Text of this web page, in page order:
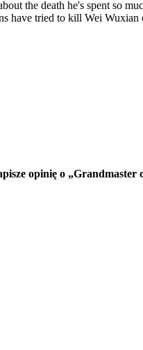
the death he's spent so
have tried to kill Wei
opinię o